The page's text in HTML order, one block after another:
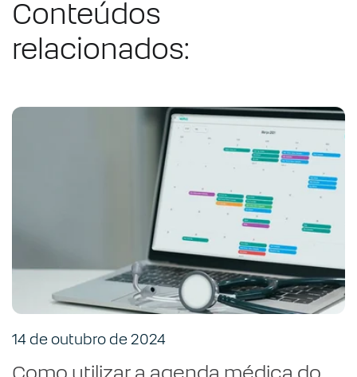
Conteúdos
relacionados:
14 de outubro de 2024